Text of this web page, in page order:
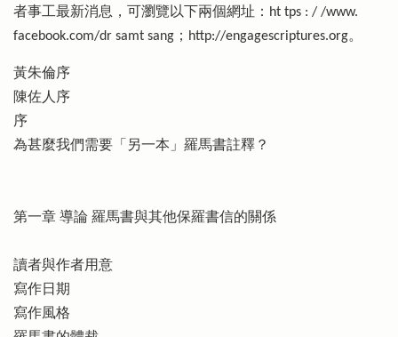
者事工最新消息，可瀏覽以下兩個網址：ht tps : / /www.
facebook.com/dr samt sang；http://engagescriptures.org。
黃朱倫序
陳佐人序
序
為甚麼我們需要「另一本」羅馬書註釋？
第一章 導論 羅馬書與其他保羅書信的關係
讀者與作者用意
寫作日期
寫作風格